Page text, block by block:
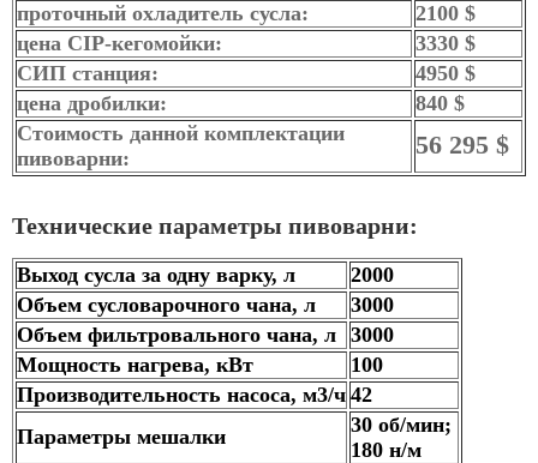
проточный охладитель сусла:
2100 $
цена CIP-кегомойки:
3330 $
СИП станция:
4950 $
цена дробилки:
840 $
Стоимость данной комплектации
пивоварни:
56 295 $
Технические параметры пивоварни:
Выход сусла за одну варку, л
2000
Объем сусловарочного чана, л
3000
Объем фильтровального чана, л 3000
Мощность нагрева, кВт
100
Производительность насоса, м3/ч 42
Параметры мешалки
30 об/мин;
180 н/м